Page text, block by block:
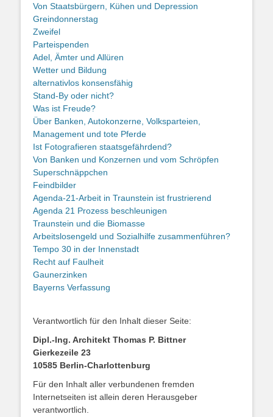
Von Staatsbürgern, Kühen und Depression
Greindonnerstag
Zweifel
Parteispenden
Adel, Ämter und Allüren
Wetter und Bildung
alternativlos konsensfähig
Stand-By oder nicht?
Was ist Freude?
Über Banken, Autokonzerne, Volksparteien,
Management und tote Pferde
Ist Fotografieren staatsgefährdend?
Von Banken und Konzernen und vom Schröpfen
Superschnäppchen
Feindbilder
Agenda-21-Arbeit in Traunstein ist frustrierend
Agenda 21 Prozess beschleunigen
Traunstein und die Biomasse
Arbeitslosengeld und Sozialhilfe zusammenführen?
Tempo 30 in der Innenstadt
Recht auf Faulheit
Gaunerzinken
Bayerns Verfassung
Verantwortlich für den Inhalt dieser Seite:
Dipl.-Ing. Architekt Thomas P. Bittner
Gierkezeile 23
10585 Berlin-Charlottenburg
Für den Inhalt aller verbundenen fremden
Internetseiten ist allein deren Herausgeber
verantwortlich.